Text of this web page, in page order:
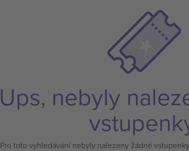
Ups, nebyly
Pro toto vyhledávání nebyly nalezeny žádné